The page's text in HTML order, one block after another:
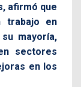
afirmó que
trabajo en
mayoría,
sectores
en los